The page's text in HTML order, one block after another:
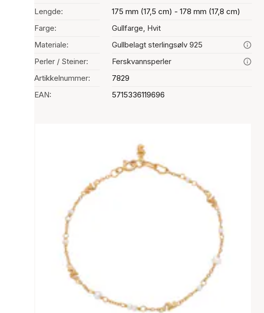
Lengde:
175 mm (17,5 cm) - 178 mm (17,8 cm)
Farge:
Gullfarge, Hvit
Materiale:
Gullbelagt sterlingsølv 925
Perler / Steiner:
Ferskvannsperler
Artikkelnummer:
7829
EAN:
5715336119696